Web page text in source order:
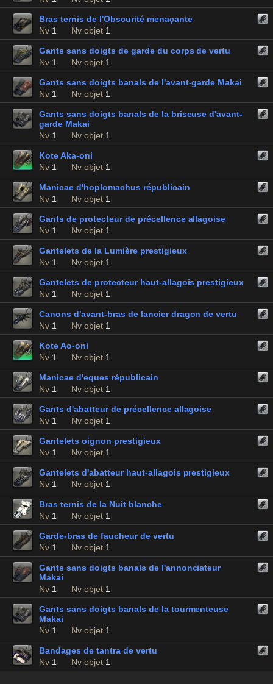
Bras ternis de l'Obscurité menaçante
Nv 1 Nv objet 1
Gants sans doigts de garde du corps de vertu
Nv 1 Nv objet 1
Gants sans doigts banals de l'avant-garde Makai
Nv 1 Nv objet 1
Gants sans doigts banals de la briseuse d'avant-
garde Makai
Nv 1 Nv objet 1
Kote Aka-oni
Nv 1 Nv objet 1
Manicae d'hoplomachus républicain
Nv 1 Nv objet 1
Gants de protecteur de précellence allagoise
Nv 1 Nv objet 1
Gantelets de la Lumière prestigieux
Nv 1 Nv objet 1
Gantelets de protecteur haut-allagois prestigieux
Nv 1 Nv objet 1
Canons d'avant-bras de lancier dragon de vertu
Nv 1 Nv objet 1
Kote Ao-oni
Nv 1 Nv objet 1
Manicae d'eques républicain
Nv 1 Nv objet 1
Gants d'abatteur de précellence allagoise
Nv 1 Nv objet 1
Gantelets oignon prestigieux
Nv 1 Nv objet 1
Gantelets d'abatteur haut-allagois prestigieux
Nv 1 Nv objet 1
Bras ternis de la Nuit blanche
Nv 1 Nv objet 1
Garde-bras de faucheur de vertu
Nv 1 Nv objet 1
Gants sans doigts banals de l'annonciateur
Makai
Nv 1 Nv objet 1
Gants sans doigts banals de la tourmenteuse
Makai
Nv 1 Nv objet 1
Bandages de tantra de vertu
Nv 1 Nv objet 1